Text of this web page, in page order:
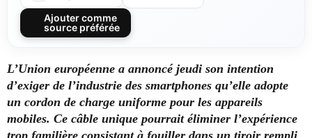
Ajouter comme
source préférée
L’Union européenne a annoncé jeudi son intention
d’exiger de l’industrie des smartphones qu’elle adopte
un cordon de charge uniforme pour les appareils
mobiles. Ce câble unique pourrait éliminer l’expérience